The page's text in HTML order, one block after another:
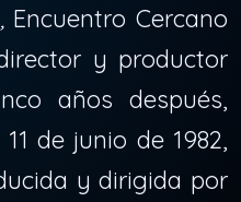
, Encuentro Cercano
y productor
años después,
de junio de 1982,
y dirigida por